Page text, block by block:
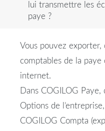
lui transmettre les
paye ?
Vous pouvez
comptables de la
internet.
Dans COGILOG Paye,
Options de
COGILOG Compta